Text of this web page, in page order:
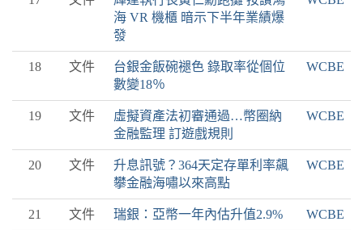
海 VR 機櫃 暗示下半年業績爆
發
18 文件
台銀金飯碗褪色 錄取率從個位
數變18％
WCBE
19 文件
虛擬資產法初審通過…幣圈納
金融監理 訂遊戲規則
WCBE
20 文件
升息訊號？364天定存單利率飆
攀金融海嘯以來高點
WCBE
21 文件 瑞銀：亞幣一年內估升值2.9% WCBE